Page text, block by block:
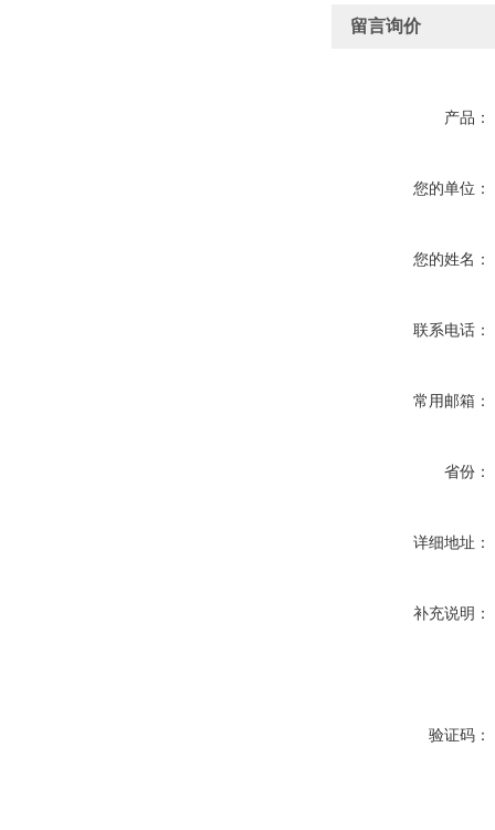
留言询价
产品：
您的单位：
您的姓名：
联系电话：
常用邮箱：
省份：
详细地址：
补充说明：
验证码：